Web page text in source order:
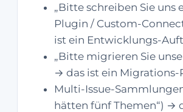
„Bitte schreiben Sie uns
Plugin / Custom-
ist ein Entwicklungs-
„Bitte migrieren Sie
→ das ist ein Migrations-
Multi-Issue-
hätten fünf Themen“) →